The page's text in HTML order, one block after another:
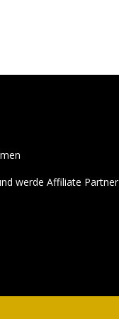
werde Affiliate Partner